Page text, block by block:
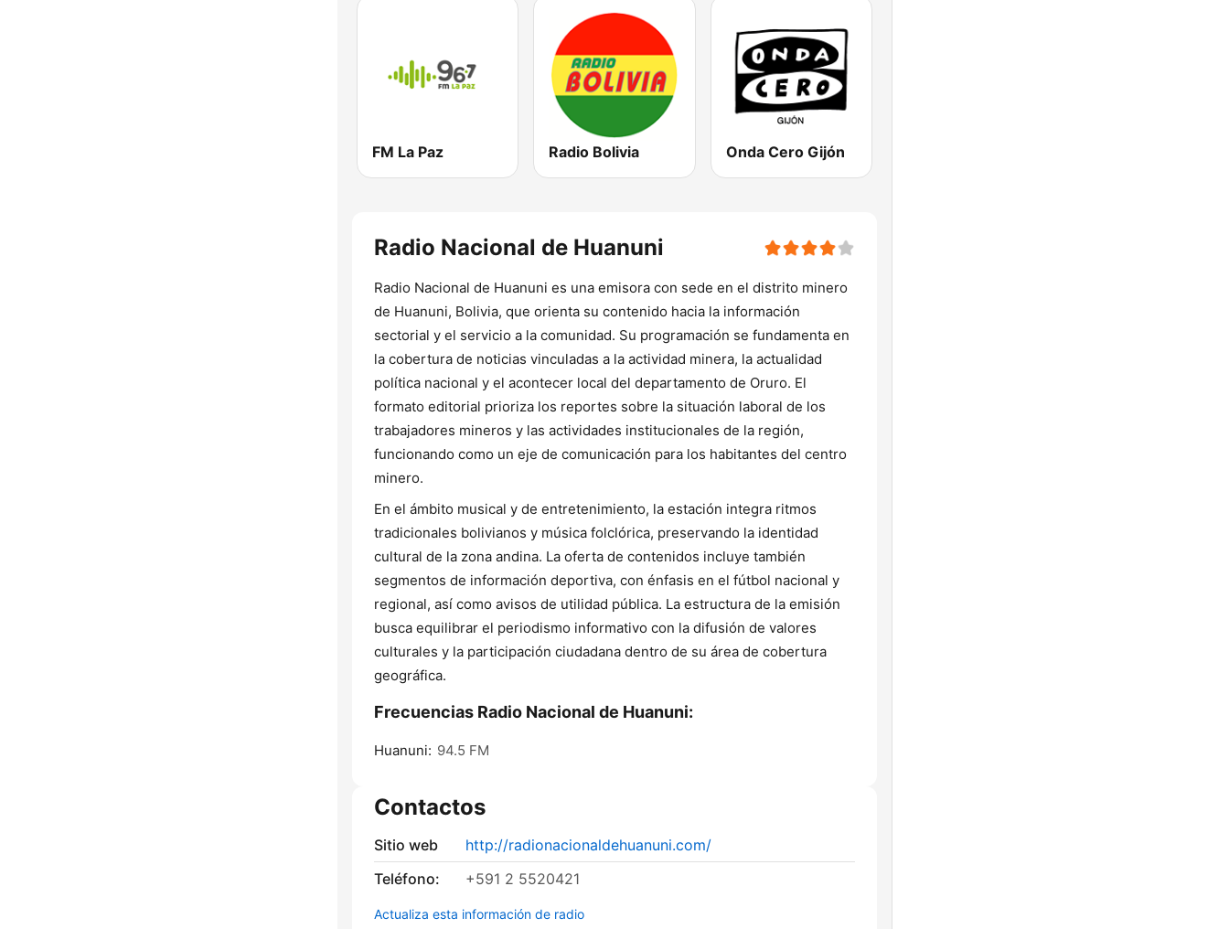
FM La Paz Radio Bolivia Onda Cero Gijón
Radio Nacional de Huanuni
Radio Nacional de Huanuni es una emisora con sede en el distrito minero
de Huanuni, Bolivia, que orienta su contenido hacia la información
sectorial y el servicio a la comunidad. Su programación se fundamenta en
la cobertura de noticias vinculadas a la actividad minera, la actualidad
política nacional y el acontecer local del departamento de Oruro. El
formato editorial prioriza los reportes sobre la situación laboral de los
trabajadores mineros y las actividades institucionales de la región,
funcionando como un eje de comunicación para los habitantes del centro
minero.
En el ámbito musical y de entretenimiento, la estación integra ritmos
tradicionales bolivianos y música folclórica, preservando la identidad
cultural de la zona andina. La oferta de contenidos incluye también
segmentos de información deportiva, con énfasis en el fútbol nacional y
regional, así como avisos de utilidad pública. La estructura de la emisión
busca equilibrar el periodismo informativo con la difusión de valores
culturales y la participación ciudadana dentro de su área de cobertura
geográfica.
Frecuencias Radio Nacional de Huanuni:
Huanuni: 94.5 FM
Contactos
Sitio web
http://radionacionaldehuanuni.com/
Teléfono:
+591 2 5520421
Actualiza esta información de radio